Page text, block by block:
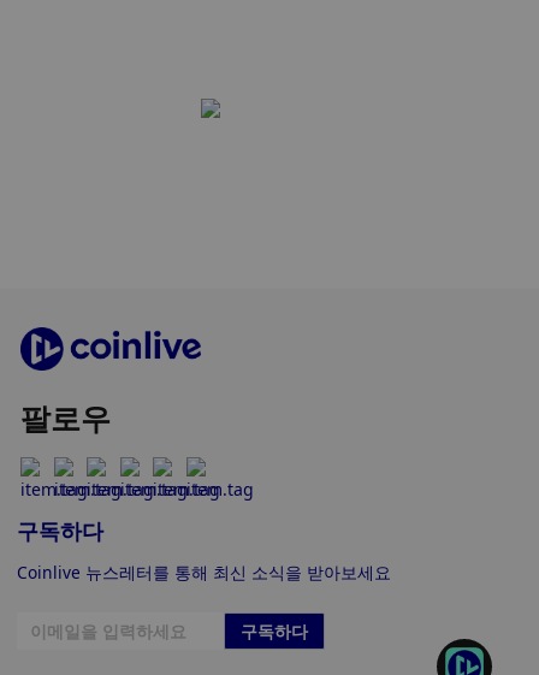
팔로우
구독하다
Coinlive 뉴스레터를 통해 최신 소식을 받아보세요
구독하다